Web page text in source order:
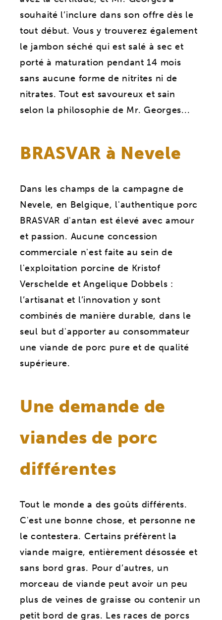
souhaité l’inclure dans son offre dès le
tout début. Vous y trouverez également
le jambon séché qui est salé à sec et
porté à maturation pendant 14 mois
sans aucune forme de nitrites ni de
nitrates. Tout est savoureux et sain
selon la philosophie de Mr. Georges...
BRASVAR à Nevele
Dans les champs de la campagne de
Nevele, en Belgique, l'authentique porc
BRASVAR d'antan est élevé avec amour
et passion. Aucune concession
commerciale n'est faite au sein de
l'exploitation porcine de Kristof
Verschelde et Angelique Dobbels :
l’artisanat et l’innovation y sont
combinés de manière durable, dans le
seul but d'apporter au consommateur
une viande de porc pure et de qualité
supérieure.
Une demande de
viandes de porc
différentes
Tout le monde a des goûts différents.
C'est une bonne chose, et personne ne
le contestera. Certains préfèrent la
viande maigre, entièrement désossée et
sans bord gras. Pour d’autres, un
morceau de viande peut avoir un peu
plus de veines de graisse ou contenir un
petit bord de gras. Les races de porcs